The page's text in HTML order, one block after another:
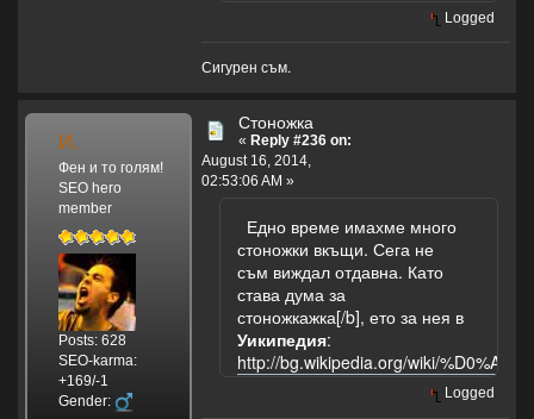
Logged
Сигурен съм.
И.
Фен и то голям!
SEO hero
member
Posts: 628
SEO-karma:
+169/-1
Gender:
Стоножка
« Reply #236 on:
August 16, 2014,
02:53:06 AM »
Едно време имахме много
стоножки вкъщи. Сега не
съм виждал отдавна. Като
става дума за
стоножкажка[/b], ето за нея в
Уикипедия:
http://bg.wikipedia.org/wiki/
Logged